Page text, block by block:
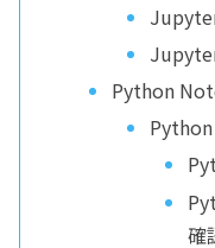
Python
確